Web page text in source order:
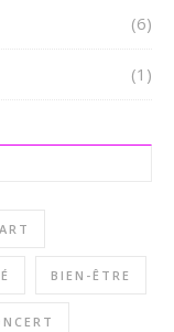
(6)
(1)
ART
BIEN-ÊTRE